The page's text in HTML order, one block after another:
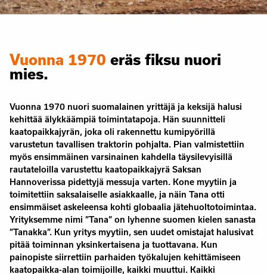
Vuonna 1970 eräs fiksu nuori
mies.
Vuonna 1970 nuori suomalainen yrittäjä ja keksijä halusi
kehittää älykkäämpiä toimintatapoja. Hän suunnitteli
kaatopaikkajyrän, joka oli rakennettu kumipyörillä
varustetun tavallisen traktorin pohjalta. Pian valmistettiin
myös ensimmäinen varsinainen kahdella täysilevyisillä
rautateloilla varustettu kaatopaikkajyrä Saksan
Hannoverissa pidettyjä messuja varten. Kone myytiin ja
toimitettiin saksalaiselle asiakkaalle, ja näin Tana otti
ensimmäiset askeleensa kohti globaalia jätehuoltotoimintaa.
Yrityksemme nimi ”Tana” on lyhenne suomen kielen sanasta
”Tanakka”. Kun yritys myytiin, sen uudet omistajat halusivat
pitää toiminnan yksinkertaisena ja tuottavana. Kun
painopiste siirrettiin parhaiden työkalujen kehittämiseen
kaatopaikka-alan toimijoille, kaikki muuttui. Kaikki